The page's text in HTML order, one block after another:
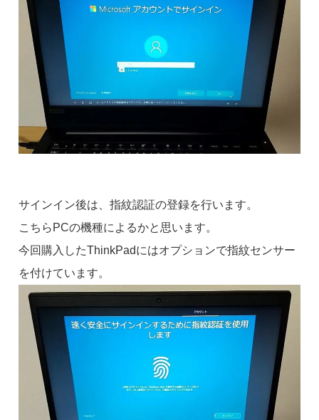
サインイン後は、指紋認証の登録を行います。
こちらPCの機種によるかと思います。
今回購入したThinkPadにはオプションで指紋センサー
を付けています。